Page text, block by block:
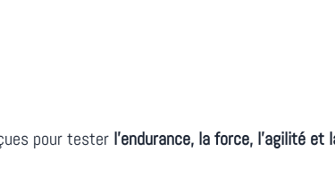
pour tester l’endurance, la force, l’agilité et